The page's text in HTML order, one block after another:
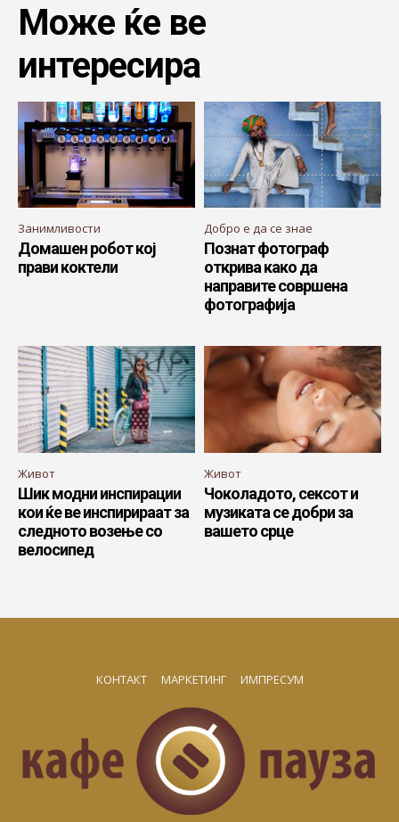
Може ќе ве
интересира
Занимливости
Домашен робот кој
прави коктели
Добро е да се знае
Познат фотограф
открива како да
направите совршена
фотографија
Живот
Шик модни инспирации
кои ќе ве инспирираат за
следното возење со
велосипед
Живот
Чоколадото, сексот и
музиката се добри за
вашето срце
КОНТАКТ МАРКЕТИНГ ИМПРЕСУМ